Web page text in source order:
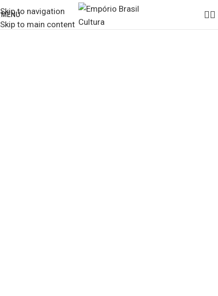
Skip to navigation
Skip to main content
MENU